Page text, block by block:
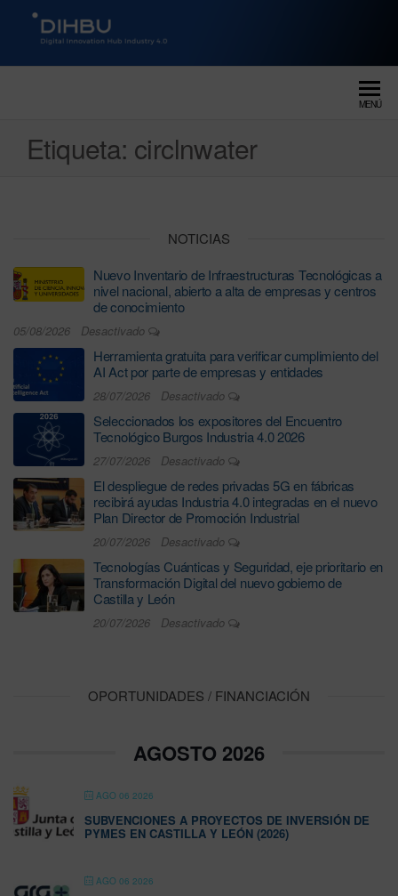
DIGITAL INNOVATION HUB
MENÚ
Etiqueta: circlnwater
NOTICIAS
Nuevo Inventario de Infraestructuras Tecnológicas a
nivel nacional, abierto a alta de empresas y centros
de conocimiento
05/08/2026 Desactivado
Herramienta gratuita para verificar cumplimiento del
AI Act por parte de empresas y entidades
28/07/2026 Desactivado
Seleccionados los expositores del Encuentro
Tecnológico Burgos Industria 4.0 2026
27/07/2026 Desactivado
El despliegue de redes privadas 5G en fábricas
recibirá ayudas Industria 4.0 integradas en el nuevo
Plan Director de Promoción Industrial
20/07/2026 Desactivado
Tecnologías Cuánticas y Seguridad, eje prioritario en
Transformación Digital del nuevo gobierno de
Castilla y León
20/07/2026 Desactivado
OPORTUNIDADES / FINANCIACIÓN
AGOSTO 2026
AGO 06 2026
SUBVENCIONES A PROYECTOS DE INVERSIÓN DE
PYMES EN CASTILLA Y LEÓN (2026)
AGO 06 2026